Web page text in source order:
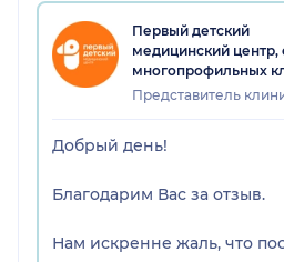
нормально, но хотелось бы
хотя бы какие-то пояснения
описанию.
Первый детский
медицинский центр,
многопрофильных
Представитель
Добрый день!
Благодарим Вас за отзыв.
Нам искренне жаль, что